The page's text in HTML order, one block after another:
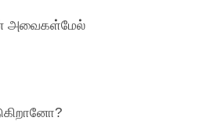
அவைகள்மேல்